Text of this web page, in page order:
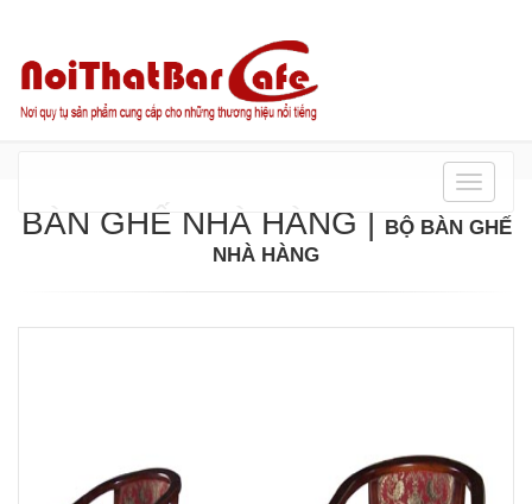
Danh
BÀN GHẾ NHÀ HÀNG | BỘ BÀN GHẾ
NHÀ HÀNG